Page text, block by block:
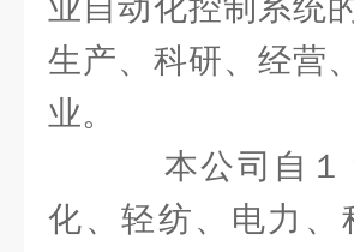
业自动化控制系统
生产、科研、经营
业。
本公司自１
化、轻纺、电力、